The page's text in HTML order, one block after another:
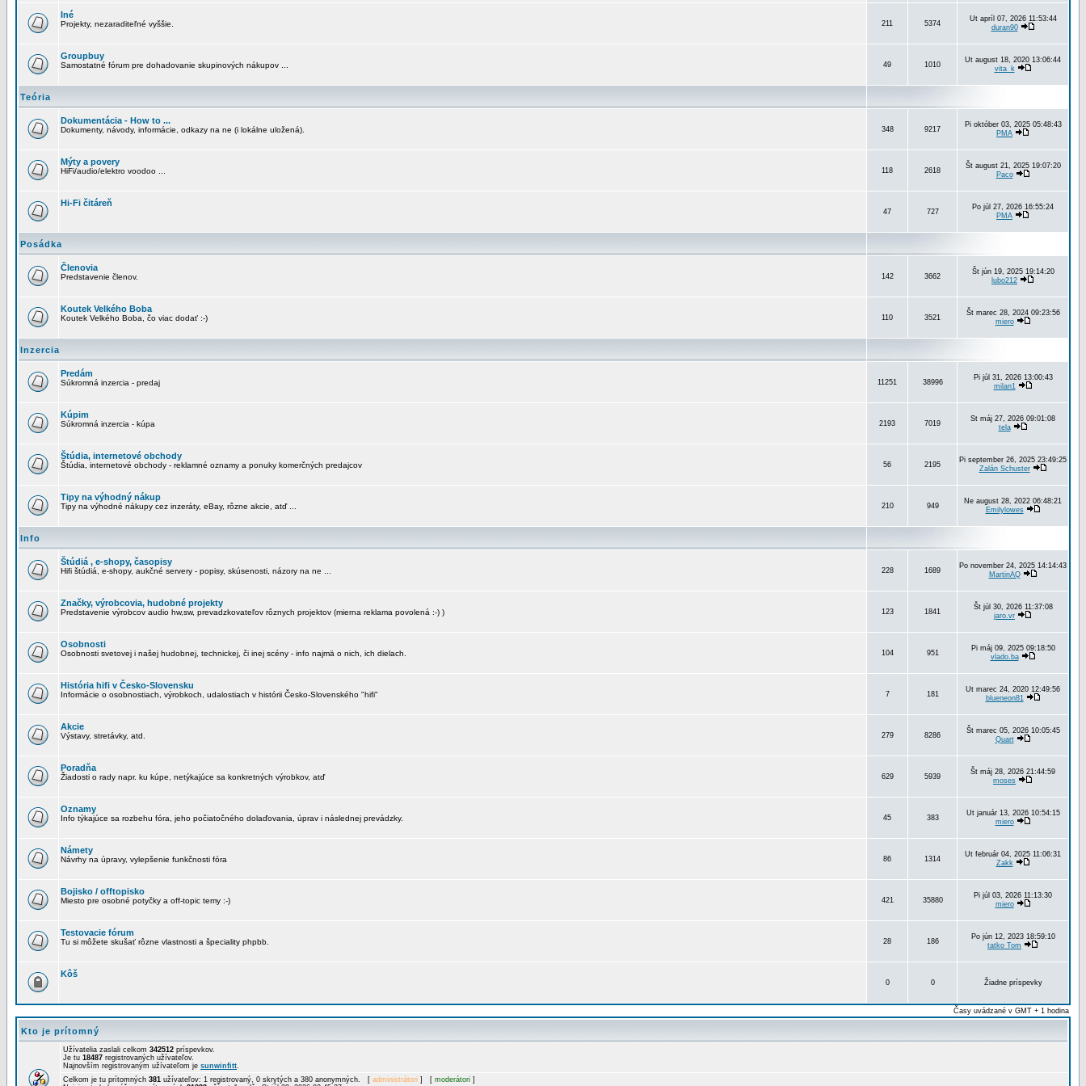
Iné
Projekty, nezaraditeľné vyššie. 211 5374
Ut apríl 07, 2026 11:53:44
duran90
Groupbuy
Samostatné fórum pre dohadovanie skupinových nákupov ... 49 1010
Ut august 18, 2020 13:06:44
vita_k
Teória
Dokumentácia - How to ...
Dokumenty, návody, informácie, odkazy na ne (i lokálne uložená). 348 9217
Pi október 03, 2025 05:48:43
PMA
Mýty a povery
HiFi/audio/elektro voodoo ... 118 2618
Št august 21, 2025 19:07:20
Paco
Hi-Fi čitáreň
47 727
Po júl 27, 2026 16:55:24
PMA
Posádka
Členovia
Predstavenie členov. 142 3662
Št jún 19, 2025 19:14:20
lubo212
Koutek Velkého Boba
Koutek Velkého Boba, čo viac dodať :-) 110 3521
Št marec 28, 2024 09:23:56
miero
Inzercia
Predám
Súkromná inzercia - predaj 11251 38996
Pi júl 31, 2026 13:00:43
milan1
Kúpim
Súkromná inzercia - kúpa 2193 7019
St máj 27, 2026 09:01:08
tela
Štúdia, internetové obchody
Štúdia, internetové obchody - reklamné oznamy a ponuky komerčných predajcov 56 2195
Pi september 26, 2025 23:49:25
Zalán Schuster
Tipy na výhodný nákup
Tipy na výhodné nákupy cez inzeráty, eBay, rôzne akcie, atď ... 210 949
Ne august 28, 2022 06:48:21
Emilylowes
Info
Štúdiá , e-shopy, časopisy
Hifi štúdiá, e-shopy, aukčné servery - popisy, skúsenosti, názory na ne ... 228 1689
Po november 24, 2025 14:14:43
MartinAQ
Značky, výrobcovia, hudobné projekty
Predstavenie výrobcov audio hw,sw, prevadzkovateľov rôznych projektov (mierna reklama povolená :-) ) 123 1841
Št júl 30, 2026 11:37:08
jaro.vr
Osobnosti
Osobnosti svetovej i našej hudobnej, technickej, či inej scény - info najmä o nich, ich dielach. 104 951
Pi máj 09, 2025 09:18:50
vlado.ba
História hifi v Česko-Slovensku
Informácie o osobnostiach, výrobkoch, udalostiach v histórii Česko-Slovenského "hifi" 7 181
Ut marec 24, 2020 12:49:56
blueneon81
Akcie
Výstavy, stretávky, atd. 279 8286
Št marec 05, 2026 10:05:45
Quart
Poradňa
Žiadosti o rady napr. ku kúpe, netýkajúce sa konkretných výrobkov, atď 629 5939
Št máj 28, 2026 21:44:59
moses
Oznamy
Info týkajúce sa rozbehu fóra, jeho počiatočného dolaďovania, úprav i následnej prevádzky. 45 383
Ut január 13, 2026 10:54:15
miero
Námety
Návrhy na úpravy, vylepšenie funkčnosti fóra 86 1314
Ut február 04, 2025 11:06:31
Zakk
Bojisko / offtopisko
Miesto pre osobné potyčky a off-topic temy :-) 421 35880
Pi júl 03, 2026 11:13:30
miero
Testovacie fórum
Tu si môžete skušať rôzne vlastnosti a špeciality phpbb. 28 186
Po jún 12, 2023 18:59:10
tatko Tom
Kôš
0 0 Žiadne príspevky
Časy uvádzané v GMT + 1 hodina
Kto je prítomný
Užívatelia zaslali celkom 342512 príspevkov.
Je tu 18487 registrovaných užívateľov.
Najnovším registrovaným užívateľom je sunwinfitt.
Celkom je tu prítomných 381 užívateľov: 1 registrovaný, 0 skrytých a 380 anonymných. [ administrátori ] [ moderátori ]